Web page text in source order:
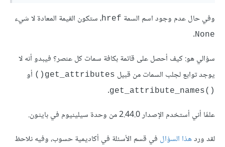
وفي حال عدم وجود اسم السمة href، ستكون القيمة المعادة لا شيء
None
.
سؤالي هو: كيف أحصل على قائمة بكافة سمات كل عنصر؟ فيبدو أنه لا
يوجد توابع لجلب السمات من قبيل get_attributes() أو
()get_attribute_names
.
علمًا أني أستخدم الإصدار 2.44.0 من وحدة سيلينيوم في بايثون.
لقد وردهذا السؤال في قسم الأسئلة في أكاديمية حسوب، وفيه نلاحظ